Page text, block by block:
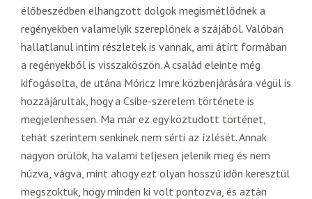
élőbeszédben elhangzott dolgok megismétlődnek a
regényekben valamelyik szereplőnek a szájából. Valóban
hallatlanul intim részletek is vannak, ami átírt formában
a regényekből is visszaköszön. A család eleinte még
kifogásolta, de utána Móricz Imre közbenjárására végül is
hozzájárultak, hogy a Csibe-szerelem története is
megjelenhessen. Ma már ez egy köztudott történet,
tehát szerintem senkinek nem sérti az ízlését. Annak
nagyon örülök, ha valami teljesen jelenik meg és nem
húzva, vágva, mint ahogy ezt olyan hosszú időn keresztül
megszoktuk, hogy minden ki volt pontozva, és aztán